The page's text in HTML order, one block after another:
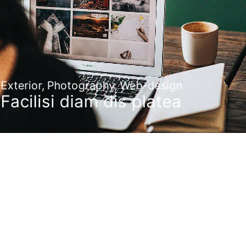
Exterior, Photography,Web-design
Facilisi diam dis platea